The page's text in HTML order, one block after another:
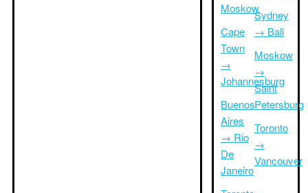
Moskow
Cape
Town
→
Johannesburg
Buenos
Aires
→ Rio
De
Janeiro
Sydney
→ Bali
Moskow
→
Saint
Petersburg
Toronto
→
Vancouver